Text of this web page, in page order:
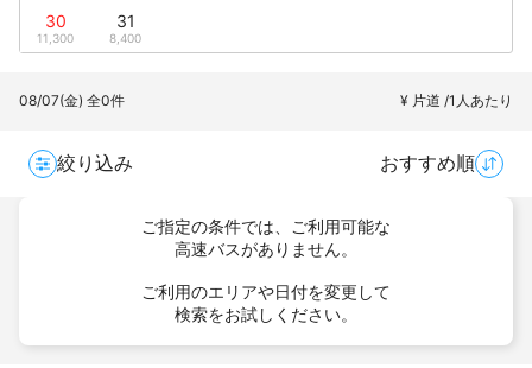
30
11,300
31
8,400
08/07(金) 全0件 ¥ 片道 /1人あたり
絞り込み おすすめ順
ご指定の条件では、ご利用可能な
高速バスがありません。
ご利用のエリアや日付を変更して
検索をお試しください。